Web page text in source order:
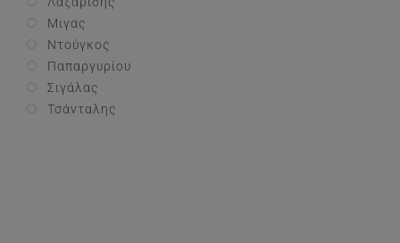
Μιγας
Ντούγκος
Παπαργυρίου
Σιγάλας
Τσάνταλης